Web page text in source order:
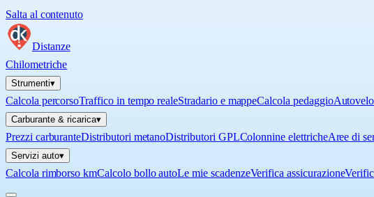
Salta al contenuto
Distanze
Chilometriche
Strumenti▾
Calcola percorsoTraffico in tempo realeStradario e mappeCalcola pedaggio
Carburante & ricarica▾
Prezzi carburanteDistributori metanoDistributori GPLColonnine elettricheAree di
Servizi auto▾
Calcola rimborso kmCalcolo bollo autoLe mie scadenzeVerifica assicurazione